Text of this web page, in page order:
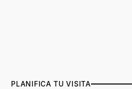
PLANIFICA TU VISITA